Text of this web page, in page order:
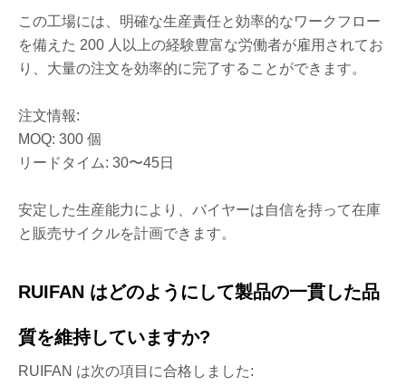
この工場には、明確な生産責任と効率的なワークフロー
を備えた 200 人以上の経験豊富な労働者が雇用されてお
り、大量の注文を効率的に完了することができます。
注文情報:
MOQ: 300 個
リードタイム: 30〜45日
安定した生産能力により、バイヤーは自信を持って在庫
と販売サイクルを計画できます。
RUIFAN はどのようにして製品の一貫した品
質を維持していますか?
RUIFAN は次の項目に合格しました: